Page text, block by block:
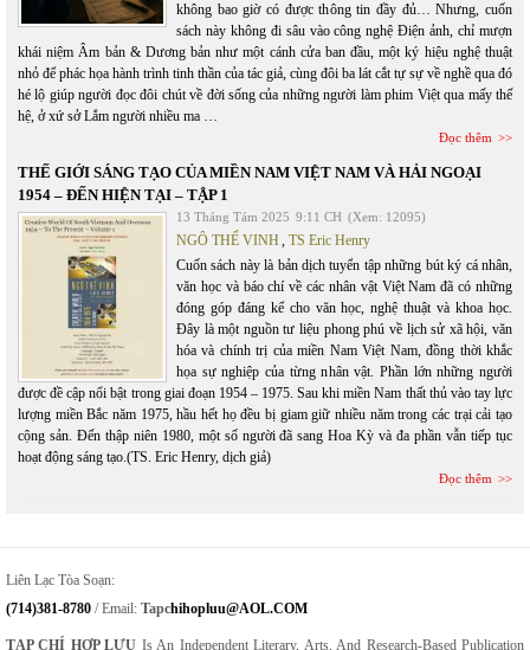
không bao giờ có được thông tin đầy đủ… Nhưng, cuốn
sách này không đi sâu vào công nghệ Điện ảnh, chỉ mượn
khái niệm Âm bản & Dương bản như một cánh cửa ban đầu, một ký hiệu nghệ thuật
nhỏ để phác họa hành trình tinh thần của tác giả, cùng đôi ba lát cắt tự sự về nghề qua đó
hé lộ giúp người đọc đôi chút về đời sống của những người làm phim Việt qua mấy thế
hệ, ở xứ sở Lắm người nhiều ma …
Đọc thêm
THẾ GIỚI SÁNG TẠO CỦA MIỀN NAM VIỆT NAM VÀ HẢI NGOẠI
1954 – ĐẾN HIỆN TẠI – TẬP 1
13 Tháng Tám 2025 9:11 CH (Xem: 12095)
NGÔ THẾ VINH, TS Eric Henry
Cuốn sách này là bản dịch tuyển tập những bút ký cá nhân,
văn học và báo chí về các nhân vật Việt Nam đã có những
đóng góp đáng kể cho văn học, nghệ thuật và khoa học.
Đây là một nguồn tư liệu phong phú về lịch sử xã hội, văn
hóa và chính trị của miền Nam Việt Nam, đồng thời khắc
họa sự nghiệp của từng nhân vật. Phần lớn những người
được đề cập nổi bật trong giai đoạn 1954 – 1975. Sau khi miền Nam thất thủ vào tay lực
lượng miền Bắc năm 1975, hầu hết họ đều bị giam giữ nhiều năm trong các trại cải tạo
cộng sản. Đến thập niên 1980, một số người đã sang Hoa Kỳ và đa phần vẫn tiếp tục
hoạt động sáng tạo.(TS. Eric Henry, dịch giả)
Đọc thêm
Liên Lạc Tòa Soạn:
(714)381-8780 / Email: TapcHihopluu@AOL.COM
TẠP CHÍ HỢP LƯU Is An Independent Literary, Arts, And Research-Based Publication